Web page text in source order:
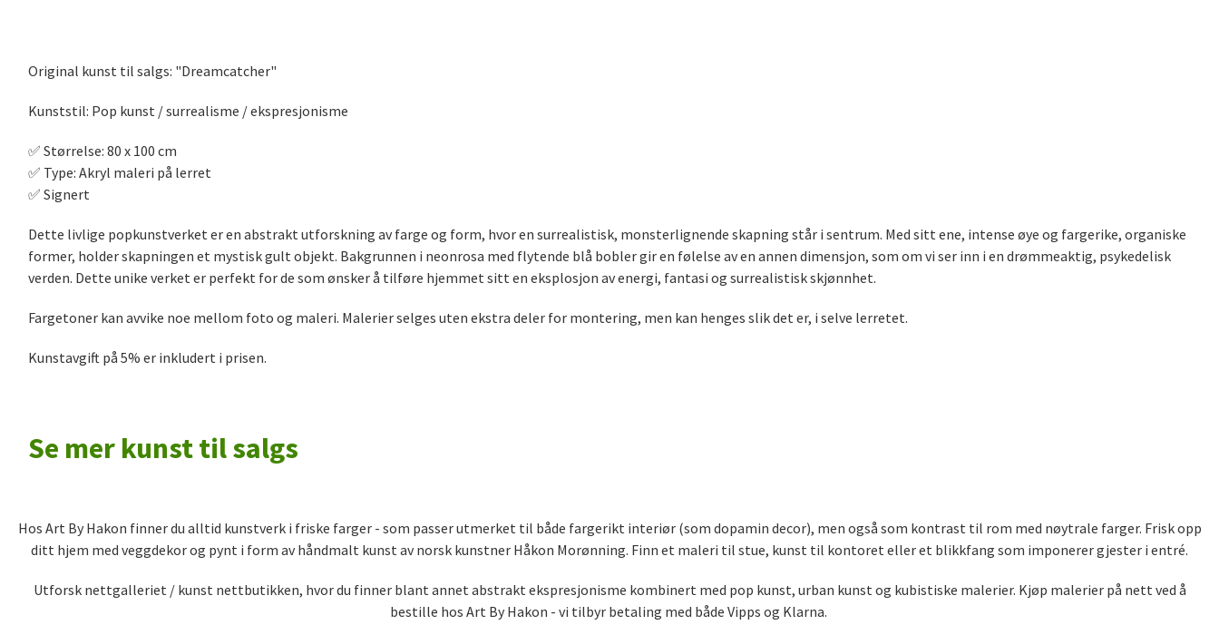
Original kunst til salgs: "Dreamcatcher"
Kunststil: Pop kunst / surrealisme / ekspresjonisme
✅️ Størrelse: 80 x 100 cm
✅️ Type: Akryl maleri på lerret
✅️ Signert
Dette livlige popkunstverket er en abstrakt utforskning av farge og form, hvor en surrealistisk, monsterlignende skapning står i sentrum. Med sitt ene, intense øye og fargerike, organiske
former, holder skapningen et mystisk gult objekt. Bakgrunnen i neonrosa med flytende blå bobler gir en følelse av en annen dimensjon, som om vi ser inn i en drømmeaktig, psykedelisk
verden. Dette unike verket er perfekt for de som ønsker å tilføre hjemmet sitt en eksplosjon av energi, fantasi og surrealistisk skjønnhet.
Fargetoner kan avvike noe mellom foto og maleri. Malerier selges uten ekstra deler for montering, men kan henges slik det er, i selve lerretet.
Kunstavgift på 5% er inkludert i prisen.
Se mer kunst til salgs
Hos Art By Hakon finner du alltid kunstverk i friske farger - som passer utmerket til både fargerikt interiør (som dopamin decor), men også som kontrast til rom med nøytrale farger. Frisk opp
ditt hjem med veggdekor og pynt i form av håndmalt kunst av norsk kunstner Håkon Morønning. Finn et maleri til stue, kunst til kontoret eller et blikkfang som imponerer gjester i entré.
Utforsk nettgalleriet / kunst nettbutikken, hvor du finner blant annet abstrakt ekspresjonisme kombinert med pop kunst, urban kunst og kubistiske malerier. Kjøp malerier på nett ved å
bestille hos Art By Hakon - vi tilbyr betaling med både Vipps og Klarna.